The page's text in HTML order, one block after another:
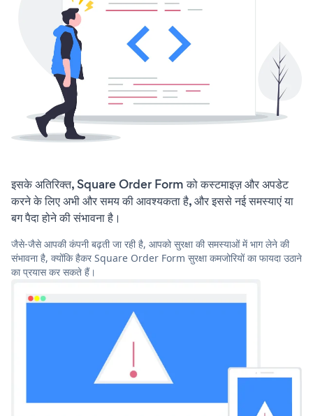
इसके अतिरिक्त, Square Order Form को कस्टमाइज़ और अपडेट
करने के लिए अभी और समय की आवश्यकता है, और इससे नई समस्याएं या
बग पैदा होने की संभावना है।
जैसे-जैसे आपकी कंपनी बढ़ती जा रही है, आपको सुरक्षा की समस्याओं में भाग लेने की
संभावना है, क्योंकि हैकर Square Order Form सुरक्षा कमजोरियों का फायदा उठाने
का प्रयास कर सकते हैं।